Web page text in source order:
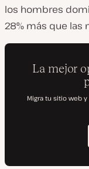
los hombres
28% más que las